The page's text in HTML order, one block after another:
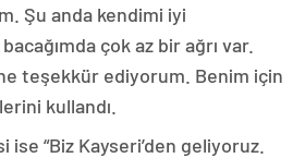
Şu anda kendimi iyi
çok az bir ağrı var.
teşekkür ediyorum. Benim için
kullandı.
ise “Biz Kayseri’den geliyoruz.